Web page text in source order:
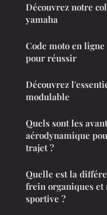
Découvrez notre
yamaha
Code moto en
pour réussir
Découvrez
modulable
Quels sont les
aérodynamique
trajet ?
Quelle est la
frein organiques et
sportive ?